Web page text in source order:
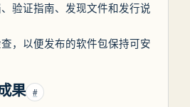
验证指南、发现文件和发行说
，以便发布的软件包保持可安
果 #